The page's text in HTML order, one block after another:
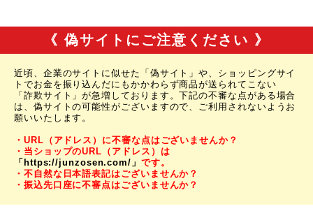
《 偽サイトにご注意ください 》
近頃、企業のサイトに似せた「偽サイト」や、ショッピングサイ
トでお金を振り込んだにもかかわらず商品が送られてこない
「詐欺サイト」が急増しております。下記の不審な点がある場合
は、偽サイトの可能性がございますので、ご利用されないようお
願いいたします。
・URL（アドレス）に不審な点はございませんか？
・当ショップのURL（アドレス）は
「https://junzosen.com/」 です。
・不自然な日本語表記はございませんか？
・振込先口座に不審点はございませんか？